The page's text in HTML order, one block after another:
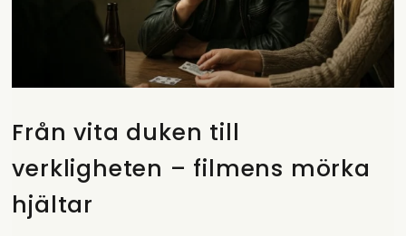
Från vita duken till
verkligheten – filmens mörka
hjältar